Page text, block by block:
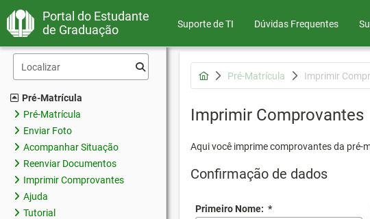
Portal do Estudante
de Graduação
Suporte de TI Dúvidas Frequentes
Pré-Matrícula
Pré-Matrícula
Enviar Foto
Acompanhar Situação
Reenviar Documentos
Imprimir Comprovantes
Ajuda
Tutorial
Pré-Matrícula Imprimir
Imprimir Comprovantes
Aqui você imprime comprovantes da pré-
Confirmação de dados
Primeiro Nome: *